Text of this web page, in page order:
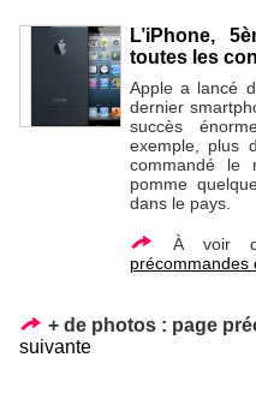
L’iPhone,
toutes les
Apple a lancé
dernier
succès
exemple, plus
commandé le
pomme
dans le pays.
À voir
précommandes
+ de photos : page
suivante